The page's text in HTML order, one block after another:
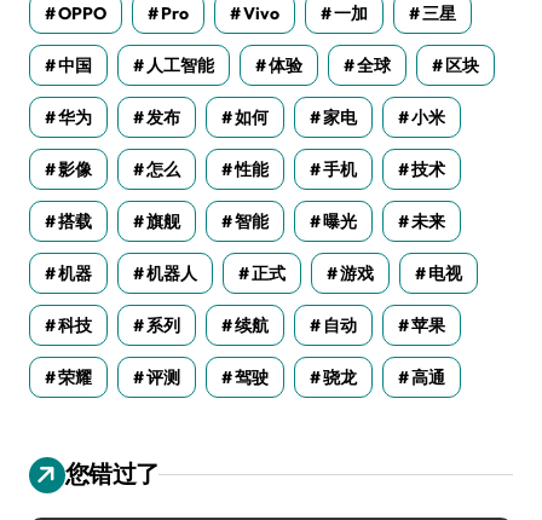
OPPO Pro Vivo 一加 三星
中国 人工智能 体验 全球 区块
华为 发布 如何 家电 小米
影像 怎么 性能 手机 技术
搭载 旗舰 智能 曝光 未来
机器 机器人 正式 游戏 电视
科技 系列 续航 自动 苹果
荣耀 评测 驾驶 骁龙 高通
您错过了